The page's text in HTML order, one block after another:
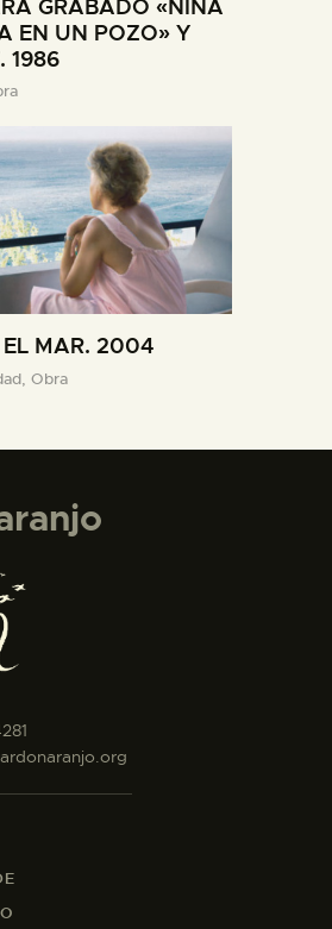
GRABADO «NIÑA
EN UN POZO» Y
1986
MAR. 2004
Obra